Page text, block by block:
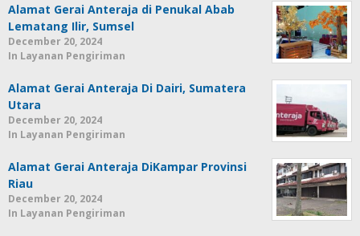
Alamat Gerai Anteraja di Penukal Abab
Lematang Ilir, Sumsel
December 20, 2024
In Layanan Pengiriman
Alamat Gerai Anteraja Di Dairi, Sumatera
Utara
December 20, 2024
In Layanan Pengiriman
Alamat Gerai Anteraja DiKampar Provinsi
Riau
December 20, 2024
In Layanan Pengiriman